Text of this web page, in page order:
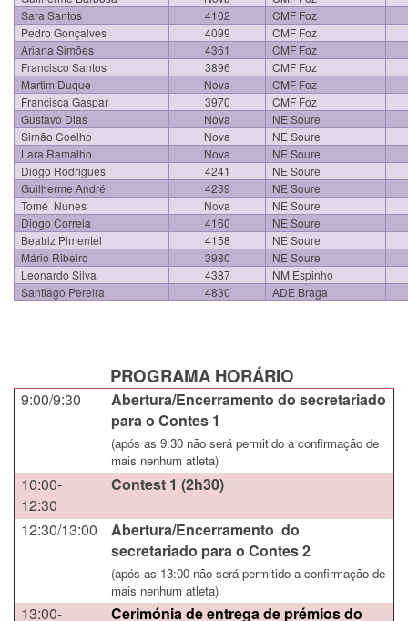
Sara Santos
4102
CMF Foz
Pedro Gonçalves
4099
CMF Foz
Ariana Simões
4361
CMF Foz
Francisco Santos
3896
CMF Foz
Martim Duque
Nova
CMF Foz
Francisca Gaspar
3970
CMF Foz
Gustavo Dias
Nova
NE Soure
Simão Coelho
Nova
NE Soure
Lara Ramalho
Nova
NE Soure
Diogo Rodrigues
4241
NE Soure
Guilherme André
4239
NE Soure
Tomé Nunes
Nova
NE Soure
Diogo Correia
4160
NE Soure
Beatriz Pimentel
4158
NE Soure
Mário Ribeiro
3980
NE Soure
Leonardo Silva
4387
NM Espinho
Santiago Pereira
4830 ADE Braga
PROGRAMA HORÁRIO
9:00/9:30
Abertura/Encerramento do secretariado
para o Contes 1
(após as 9:30 não será permitido a confirmação de
mais nenhum atleta)
10:00-
12:30
Contest 1 (2h30)
12:30/13:00
Abertura/Encerramento do
secretariado para o Contes 2
(após as 13:00 não será permitido a confirmação de
mais nenhum atleta)
13:00- Cerimónia de entrega de prémios do